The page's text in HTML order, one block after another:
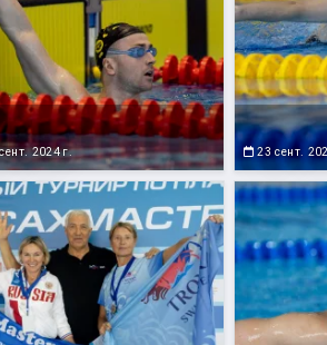
2024 г. 23 сент.